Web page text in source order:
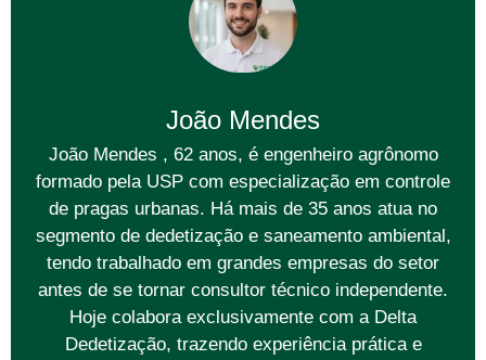
João Mendes
João Mendes , 62 anos, é engenheiro agrônomo
formado pela USP com especialização em controle
de pragas urbanas. Há mais de 35 anos atua no
segmento de dedetização e saneamento ambiental,
tendo trabalhado em grandes empresas do setor
antes de se tornar consultor técnico independente.
Hoje colabora exclusivamente com a Delta
Dedetização, trazendo experiência prática e